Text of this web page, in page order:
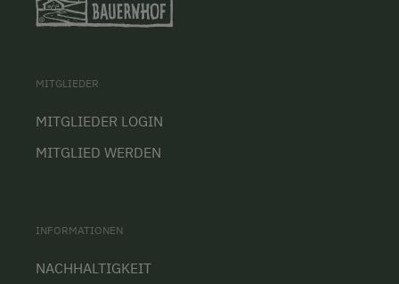
MITGLIEDER
MITGLIEDER LOGIN
MITGLIED WERDEN
INFORMATIONEN
NACHHALTIGKEIT